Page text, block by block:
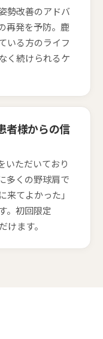
勢改善のアドバ
再発を予防。鹿
いる方のライフ
く続けられるケ
者様からの信
いただいており
多くの野球肩で
来てよかった」
。初回限定
けます。